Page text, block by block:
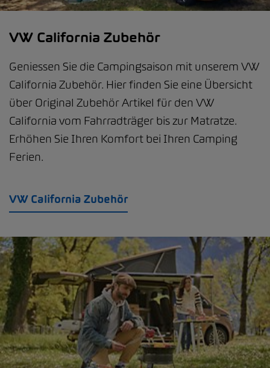
VW California Zubehör
Geniessen Sie die Campingsaison mit unserem VW
California Zubehör. Hier finden Sie eine Übersicht
über Original Zubehör Artikel für den VW
California vom Fahrradträger bis zur Matratze.
Erhöhen Sie Ihren Komfort bei Ihren Camping
Ferien.
VW California Zubehör